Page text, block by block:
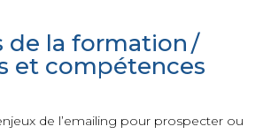
de la formation /
et compétences
de l’emailing pour prospecter ou